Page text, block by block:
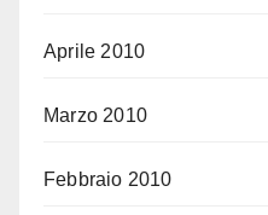
Aprile 2010
Marzo 2010
Febbraio 2010